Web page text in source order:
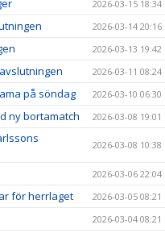
2026-03-15 18:34
2026-03-14 20:16
2026-03-13 19:42
2026-03-11 08:24
på söndag 2026-03-10 06:30
ny bortamatch 2026-03-08 19:01
2026-03-08 10:38
2026-03-06 22:04
för herrlaget 2026-03-05 08:21
2026-03-04 08:21